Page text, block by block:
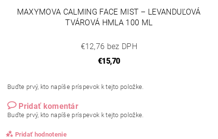
MAXYMOVA CALMING FACE MIST – LEVANDUĽOVÁ
TVÁROVÁ HMLA 100 ML
€12,76 bez DPH
€15,70
Buďte prvý, kto napíše príspevok k tejto položke.
Pridať komentár
Buďte prvý, kto napíše príspevok k tejto položke.
Pridať hodnotenie